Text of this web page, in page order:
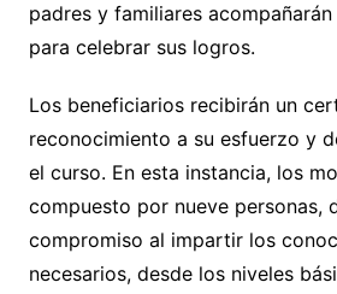
padres y familiares
para celebrar sus logros.
Los beneficiarios recibirán un
reconocimiento a su esfuerzo y
el curso. En esta instancia, los
compuesto por nueve personas,
compromiso al impartir los
necesarios, desde los niveles